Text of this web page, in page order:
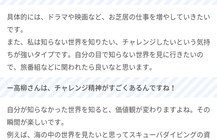
具体的には、ドラマや映画など、お芝居の仕事を増やしていきたい
です。
また、私は知らない世界を知りたい、チャレンジしたいという気持
ちが強いタイプです。自分の目で知らない世界を見に行きたいの
で、旅番組などに関われたら良いなと思います。
ー高柳さんは、チャレンジ精神がすごくあるんですね！
自分が知らなかった世界を知ると、価値観が変わりますよね。その
瞬間が楽しいです。
例えば、海の中の世界を見たいと思ってスキューバダイビングの資